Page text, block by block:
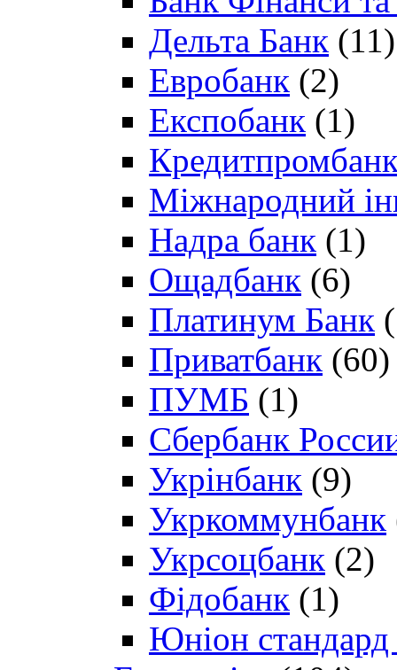
Дельта Банк (11)
Евробанк (2)
Експобанк (1)
Міжнародний
Надра банк (1)
Ощадбанк (6)
Платинум Банк
Приватбанк (60)
ПУМБ (1)
Сбербанк
Укрінбанк (9)
Укркоммунбанк
Укрсоцбанк (2)
Фідобанк (1)
Юніон стандард